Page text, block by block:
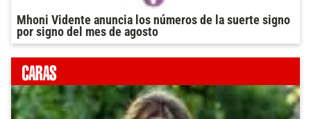
Mhoni Vidente anuncia los números de la suerte signo
por signo del mes de agosto